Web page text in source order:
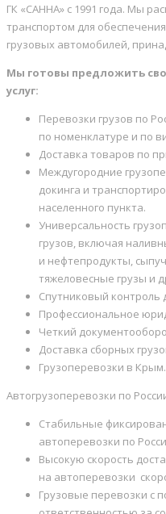
ГК «САННА» с 1991 года. Мы
транспортом для
грузовых автомобилей,
Мы готовы предложить
услуг:
Перевозки грузов по
по номенклатуре и по
Доставка товаров по
Междугородние
докинга и
населенного пункта.
Универсальность
грузов, включая
и нефтепродукты,
тяжеловесные грузы и
Спутниковый контроль
Профессиональное
Четкий
Доставка сборных
Грузоперевозки в Крым.
Автогрузоперевозки по
Стабильные
автоперевозки по
Высокую скорость
на автоперевозки
Грузовые перевозки с